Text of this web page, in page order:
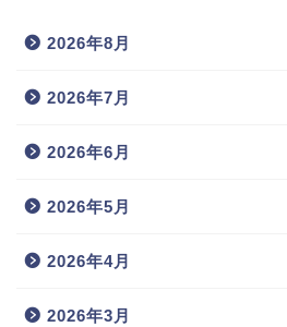
2026年8月
2026年7月
2026年6月
2026年5月
2026年4月
2026年3月